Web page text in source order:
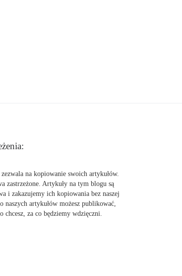
na kopiowanie swoich artykułów.
zastrzeżone. Artykuły na tym blogu są
i zakazujemy ich kopiowania bez naszej
naszych artykułów możesz publikować,
chcesz, za co będziemy wdzięczni.